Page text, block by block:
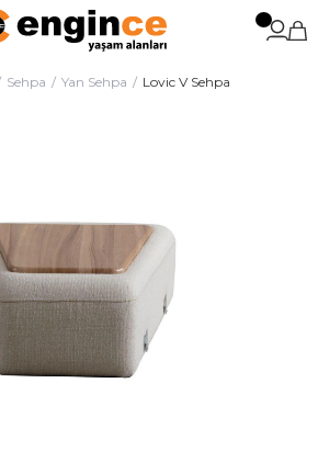
Sehpa Yan Sehpa Lovic V Sehpa